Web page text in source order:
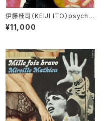
伊藤桂司（KEIJI ITO）psyche
delia records vol.1
¥11,000